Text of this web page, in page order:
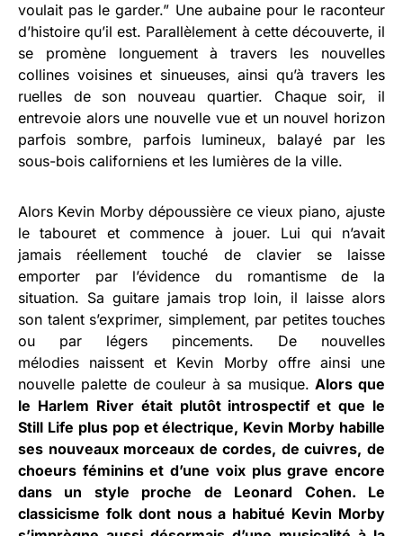
voulait pas le garder.” Une aubaine pour le raconteur
d’histoire qu’il est. Parallèlement à cette découverte, il
se promène longuement à travers les nouvelles
collines voisines et sinueuses, ainsi qu’à travers les
ruelles de son nouveau quartier. Chaque soir, il
entrevoie alors une nouvelle vue et un nouvel horizon
parfois sombre, parfois lumineux, balayé par les
sous-bois californiens et les lumières de la ville.
Alors Kevin Morby dépoussière ce vieux piano, ajuste
le tabouret et commence à jouer. Lui qui n’avait
jamais réellement touché de clavier se laisse
emporter par l’évidence du romantisme de la
situation. Sa guitare jamais trop loin, il laisse alors
son talent s’exprimer, simplement, par petites touches
ou par légers pincements. De nouvelles
mélodies naissent et Kevin Morby offre ainsi une
nouvelle palette de couleur à sa musique.Alors que
le Harlem River était plutôt introspectif et que le
Still Life plus pop et électrique, Kevin Morby habille
ses nouveaux morceaux de cordes, de cuivres, de
choeurs féminins et d’une voix plus grave encore
dans un style proche de Leonard Cohen. Le
classicisme folk dont nous a habitué Kevin Morby